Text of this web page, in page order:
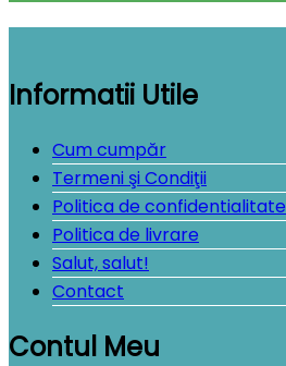
Informatii Utile
Cum cumpăr
Termeni şi Condiţii
Politica de confidentialitate
Politica de livrare
Salut, salut!
Contact
Contul Meu